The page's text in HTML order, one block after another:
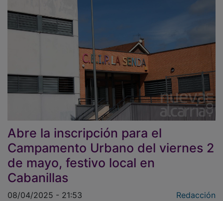
Abre la inscripción para el
Campamento Urbano del viernes 2
de mayo, festivo local en
Cabanillas